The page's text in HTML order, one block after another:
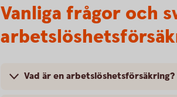
Vanliga frågor och
Vad är en arbetslöshetsförsäkring?